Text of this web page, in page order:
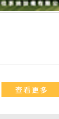
查看更多